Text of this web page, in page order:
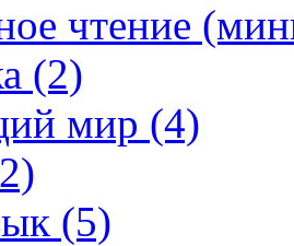
чтение
(2)
мир (4)
(5)